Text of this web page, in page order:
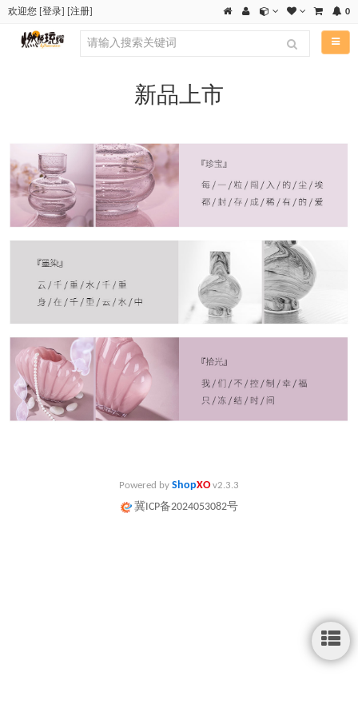
欢迎您 登录 注册 0
导航
新品上市
侧
Powered by ShopXOv2.3.3
冀ICP备2024053082号